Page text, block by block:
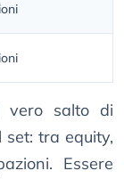
vero salto di
tra equity,
Essere